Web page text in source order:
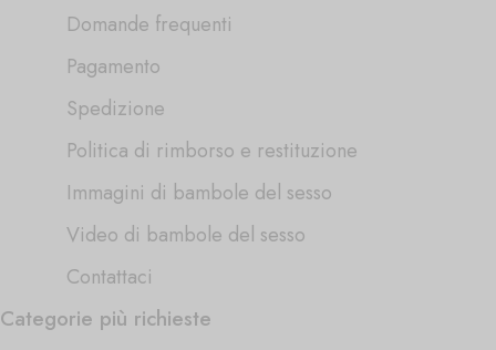
Domande frequenti
Pagamento
Spedizione
Politica di rimborso e restituzione
Immagini di bambole del sesso
Video di bambole del sesso
Contattaci
Categorie più richieste